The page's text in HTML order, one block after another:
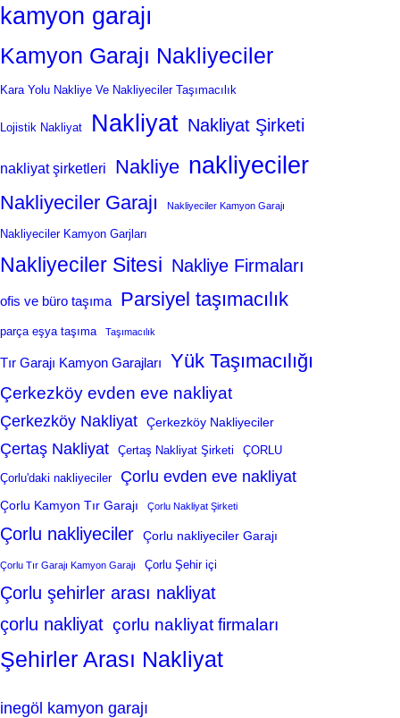
kamyon garajı
Kamyon Garajı Nakliyeciler
Kara Yolu Nakliye Ve Nakliyeciler Taşımacılık
Lojistik Nakliyat Nakliyat Nakliyat Şirketi
nakliyat şirketleri Nakliye nakliyeciler
Nakliyeciler Garajı Nakliyeciler Kamyon Garajı
Nakliyeciler Kamyon Garjları
Nakliyeciler Sitesi Nakliye Firmaları
ofis ve büro taşıma Parsiyel taşımacılık
parça eşya taşıma Taşımacılık
Tır Garajı Kamyon Garajları Yük Taşımacılığı
Çerkezköy evden eve nakliyat
Çerkezköy Nakliyat Çerkezköy Nakliyeciler
Çertaş Nakliyat Çertaş Nakliyat Şirketi ÇORLU
Çorlu'daki nakliyeciler Çorlu evden eve nakliyat
Çorlu Kamyon Tır Garajı Çorlu Nakliyat Şirketi
Çorlu nakliyeciler Çorlu nakliyeciler Garajı
Çorlu Tır Garajı Kamyon Garajı Çorlu Şehir içi
Çorlu şehirler arası nakliyat
çorlu nakliyat çorlu nakliyat firmaları
Şehirler Arası Nakliyat
inegöl kamyon garajı